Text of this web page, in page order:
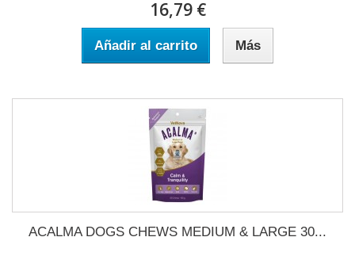
16,79 €
Añadir al carrito Más
ACALMA DOGS CHEWS MEDIUM & LARGE 30...